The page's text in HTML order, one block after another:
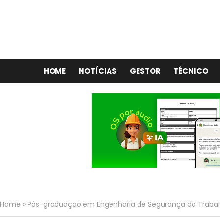
HOME NOTÍCIAS GESTOR TÉCNICO
Home » Pós-graduação em Engenharia de Segurança do